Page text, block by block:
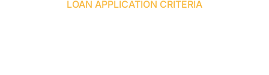
LOAN APPLICATION CRITERIA